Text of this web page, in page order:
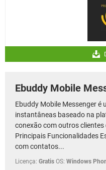
Ebuddy Mobile
Ebuddy Mobile Messenger é
instantâneas baseado na
conexão com outros clientes
Principais Funcionalidades
com contatos...
Licença: Gratis OS: Windows